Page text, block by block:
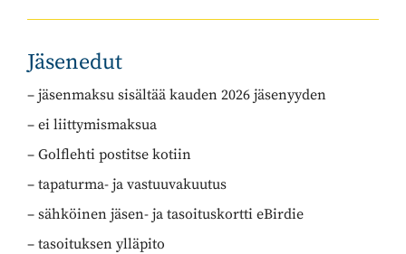
Jäsenedut
– jäsenmaksu sisältää kauden 2026 jäsenyyden
– ei liittymismaksua
– Golflehti postitse kotiin
– tapaturma- ja vastuuvakuutus
– sähköinen jäsen- ja tasoituskortti eBirdie
– tasoituksen ylläpito